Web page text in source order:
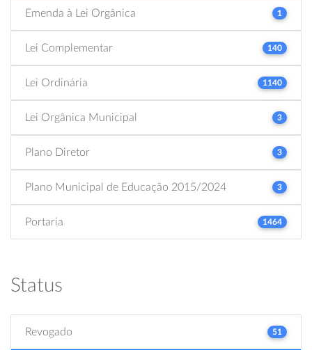
Emenda à Lei Orgânica 1
Lei Complementar 140
Lei Ordinária 1140
Lei Orgânica Municipal 3
Plano Diretor 3
Plano Municipal de Educação 2015/2024 3
Portaria 1464
Status
Revogado 51